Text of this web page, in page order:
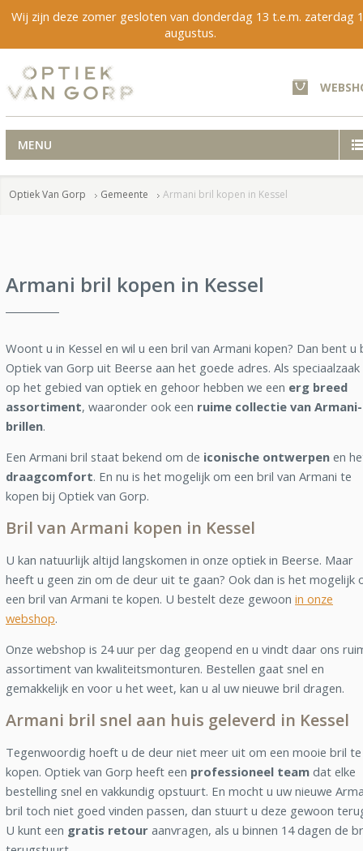
Wij zijn deze zomer gesloten van donderdag 13 t.e.m. zaterdag
augustus.
MENU
Optiek Van Gorp Gemeente Armani bril kopen in Kessel
Armani bril kopen in Kessel
Woont u in Kessel en wil u een bril van Armani kopen? Dan bent u
Optiek van Gorp uit Beerse aan het goede adres. Als speciaalzaak
op het gebied van optiek en gehoor hebben we een erg breed
assortiment, waaronder ook een ruime collectie van Armani-
brillen.
Een Armani bril staat bekend om de iconische ontwerpen en
draagcomfort. En nu is het mogelijk om een bril van Armani te
kopen bij Optiek van Gorp.
Bril van Armani kopen in Kessel
U kan natuurlijk altijd langskomen in onze optiek in Beerse. Maar
heeft u geen zin om de deur uit te gaan? Ook dan is het mogelijk
een bril van Armani te kopen. U bestelt deze gewoon in onze
webshop.
Onze webshop is 24 uur per dag geopend en u vindt daar ons
assortiment van kwaliteitsmonturen. Bestellen gaat snel en
gemakkelijk en voor u het weet, kan u al uw nieuwe bril dragen.
Armani bril snel aan huis geleverd in Kessel
Tegenwoordig hoeft u de deur niet meer uit om een mooie bril te
kopen. Optiek van Gorp heeft een professioneel team dat elke
bestelling snel en vakkundig opstuurt. En mocht u uw nieuwe
bril toch niet goed vinden passen, dan stuurt u deze gewoon
U kunt een gratis retour aanvragen, als u binnen 14 dagen de